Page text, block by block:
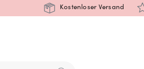
Kostenloser Versand